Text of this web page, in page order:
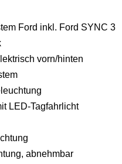
Ford inkl. Ford SYNC 3
vorn/hinten
LED-Tagfahrlicht
abnehmbar